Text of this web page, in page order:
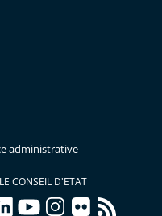
administrative
CONSEIL D'ETAT
youtubeinstagram
flickr rss